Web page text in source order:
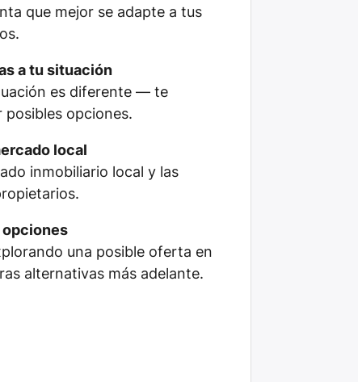
que mejor se adapte a tus
a tu situación
es diferente — te
posibles opciones.
local
inmobiliario local y las
opciones
una posible oferta en
alternativas más adelante.